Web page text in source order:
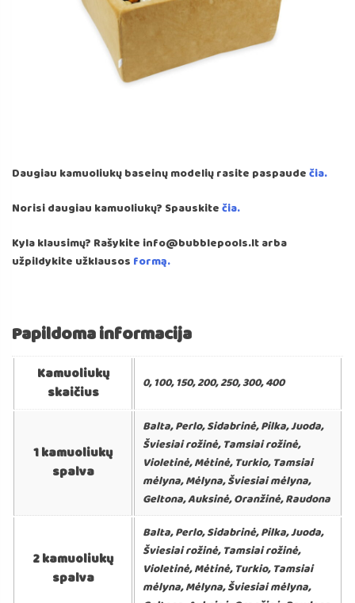
Daugiau kamuoliukų baseinų modelių rasite paspaudečia.
Norisi daugiau kamuoliukų? Spauskitečia.
Kyla klausimų? Rašykite info@bubblepools.lt arba
užpildykite užklausos formą.
Papildoma informacija
Kamuoliukų
skaičius
0, 100, 150, 200, 250, 300, 400
1 kamuoliukų
spalva
Balta, Perlo, Sidabrinė, Pilka, Juoda,
Šviesiai rožinė, Tamsiai rožinė,
Violetinė, Mėtinė, Turkio, Tamsiai
mėlyna, Mėlyna, Šviesiai mėlyna,
Geltona, Auksinė, Oranžinė, Raudona
2 kamuoliukų
spalva
Balta, Perlo, Sidabrinė, Pilka, Juoda,
Šviesiai rožinė, Tamsiai rožinė,
Violetinė, Mėtinė, Turkio, Tamsiai
mėlyna, Mėlyna, Šviesiai mėlyna,